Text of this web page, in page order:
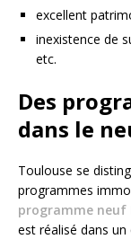
excellent
inexistence de
etc.
Des
dans le
Toulouse se
programmes
programme neuf
est réalisé dans